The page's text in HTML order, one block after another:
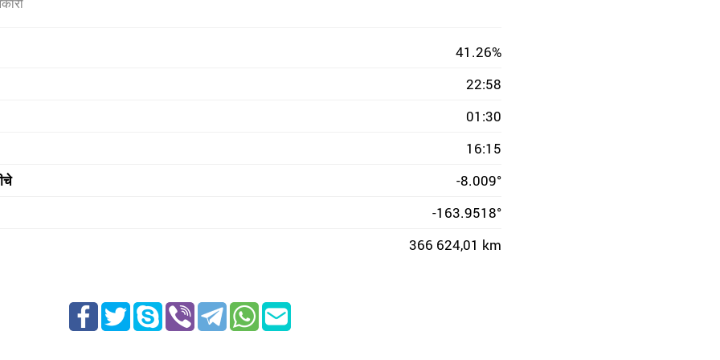
41.26%
22:58
01:30
16:15
-8.009°
-163.9518°
366 624,01 km